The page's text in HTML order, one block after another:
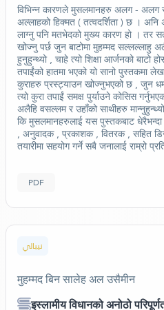
विभिन्न कारणले मुसलमानहरु अलग - अलग
अल्लाहको हिक्मत ( तत्वदर्शिता ) छ । अनि
लाग्नु पनि मतभेदको मुख्य कारण हो । तर
खोज्नु पर्छ जुन बाटोमा मुहम्मद सल्लल्लाहु
हुनुहुन्थ्यो , चाहे त्यो शिक्षा आर्जनको बाटो
तपाईंको हातमा भएको यो सानो पुस्तकमा
कुराहरु प्रस्ट्याउन खोज्नुभएको छ , जुन
त्यो कुरा तपाईं समक्ष पुर्याउने कोसिस
अलैहि वसल्लम र उहाँको साथीहरु
कि मुसलमानहरुलाई यस पुस्तकबाट
, अनुवादक , प्रकाशक , वितरक , सहित
तयारीमा सहयोग गर्ने सबै जनालाई राम्रो
PDF
نيبالي
मुहम्मद बिन सालेह अल उसैमीन
इस्लामीय विधानको अनोठो